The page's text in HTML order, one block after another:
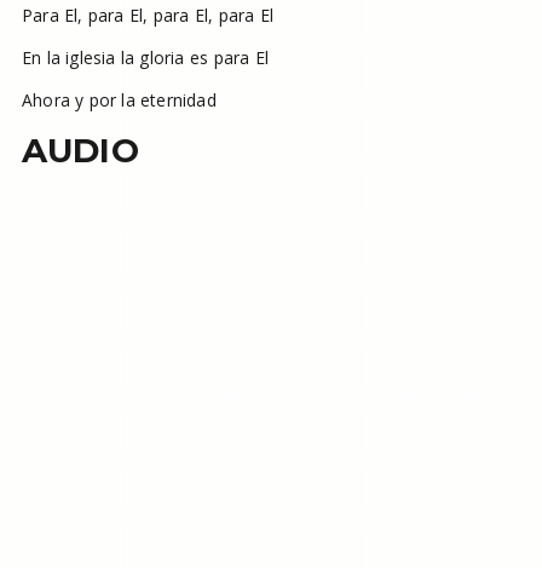
Para El, para El, para El, para El
En la iglesia la gloria es para El
Ahora y por la eternidad
AUDIO